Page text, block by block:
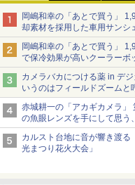
岡嶋和幸の「あとで買う」
却素材を採用した車用サンシ
Watch
岡嶋和幸の「あとで買う」
で保冷効果が高いクーラーボ
Watch
カメラバカにつける薬 in デ
いうのはフィールドズームと
赤城耕一の「アカギカメラ」
の魚眼レンズを手にして思う
サーズへの期待と可能性
カルスト台地に音が響き渡る
光まつり花火大会」